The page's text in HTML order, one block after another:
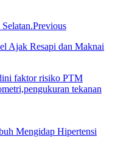
Previous
Ajak Resapi dan Maknai
Mengidap Hipertensi